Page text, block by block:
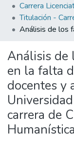
Search
Statistics
Análisis de
en la falta
docentes y
carrera de